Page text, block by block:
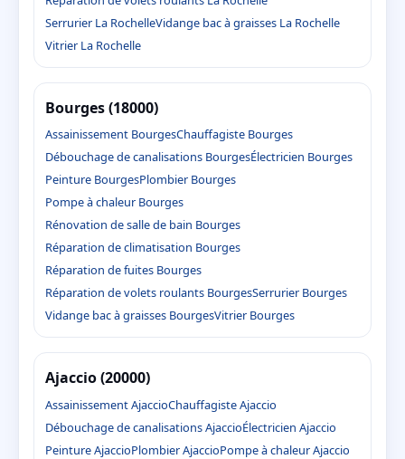
Serrurier La RochelleVidange bac à graisses La Rochelle
Vitrier La Rochelle
Bourges (18000)
Assainissement BourgesChauffagiste Bourges
Débouchage de canalisations BourgesÉlectricien Bourges
Peinture BourgesPlombier Bourges
Pompe à chaleur Bourges
Rénovation de salle de bain Bourges
Réparation de climatisation Bourges
Réparation de fuites Bourges
Réparation de volets roulants BourgesSerrurier Bourges
Vidange bac à graisses BourgesVitrier Bourges
Ajaccio (20000)
Assainissement AjaccioChauffagiste Ajaccio
Débouchage de canalisations AjaccioÉlectricien Ajaccio
Peinture AjaccioPlombier AjaccioPompe à chaleur Ajaccio